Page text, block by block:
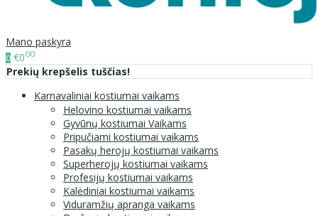
Mano paskyra
0 €000
Prekių krepšelis tuščias!
Karnavaliniai kostiumai vaikams
Helovino kostiumai vaikams
Gyvūnų kostiumai Vaikams
Pripučiami kostiumai vaikams
Pasakų herojų kostiumai vaikams
Superherojų kostiumai vaikams
Profesijų kostiumai vaikams
Kalėdiniai kostiumai vaikams
Viduramžių apranga vaikams